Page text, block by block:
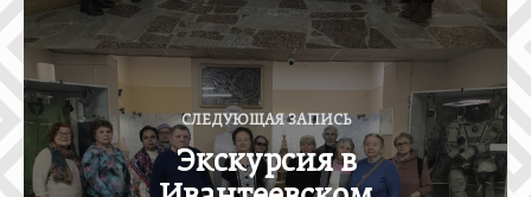
и
я
п
о
з
СЛЕДУЮЩАЯ ЗАПИСЬ
Экскурсия в